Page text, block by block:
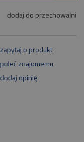
dodaj do przechowalni
zapytaj o produkt
poleć znajomemu
dodaj opinię